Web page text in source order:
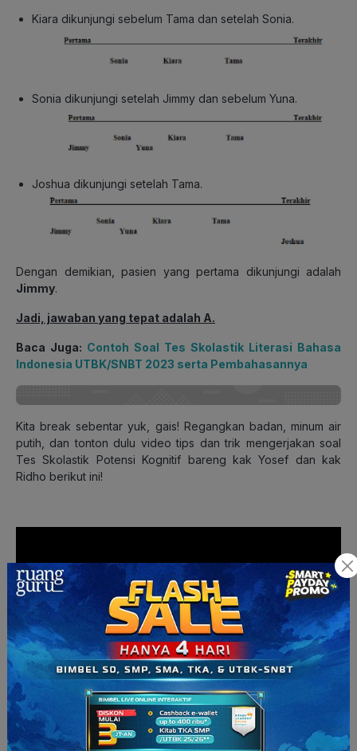
Kiara dikunjungi sebelum Tama dan setelah Sonia.
Sonia dikunjungi setelah Jimmy dan sebelum Yuna.
Joshua dikunjungi setelah Tama.
Dengan demikian, pasien yang pertama dikunjungi adalah
Jimmy.
Jadi, jawaban yang tepat adalah A.
Baca Juga: Contoh Soal Tes Skolastik Literasi Bahasa
Indonesia UTBK/SNBT 2023 serta Pembahasannya
Kita break sebentar yuk, gais! Regangkan badan, minum air
putih, dan tonton dulu video tips dan trik mengerjakan soal
Tes Skolastik Potensi Kognitif bareng kak Yosef dan kak
Ridho berikut ini!